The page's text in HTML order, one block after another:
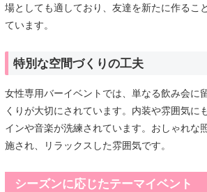
場としても適しており、友達を新たに作るこ
ています。
特別な空間づくりの工夫
女性専用バーイベントでは、単なる飲み会に
くりが大切にされています。内装や雰囲気に
インや音楽が洗練されています。おしゃれな
施され、リラックスした雰囲気です。
シーズンに応じたテーマイベント